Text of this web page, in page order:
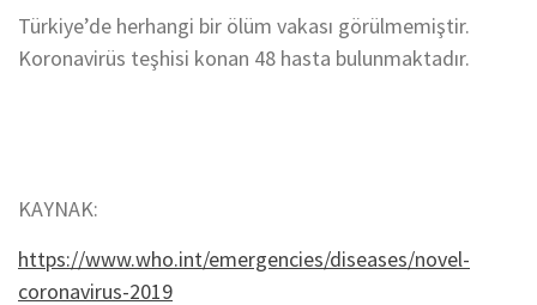
Türkiye’de herhangi bir ölüm vakası görülmemiştir.
Koronavirüs teşhisi konan 48 hasta bulunmaktadır.
KAYNAK:
https://www.who.int/emergencies/diseases/novel-
coronavirus-2019